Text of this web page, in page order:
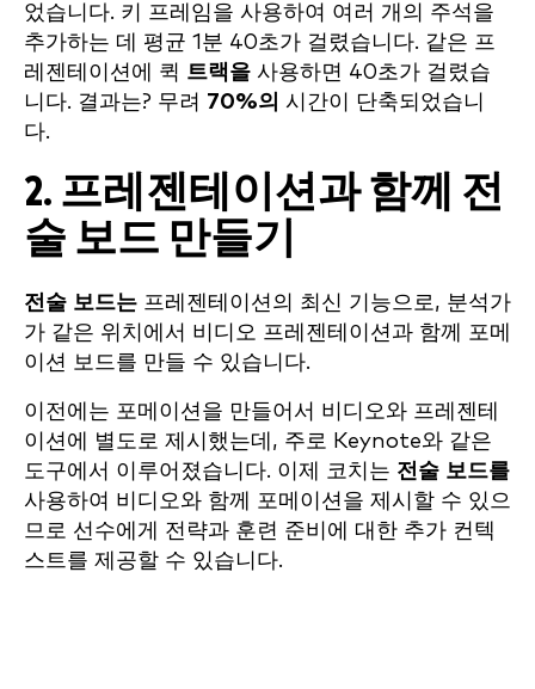
었습니다. 키 프레임을 사용하여 여러 개의 주석을
추가하는 데 평균 1분 40초가 걸렸습니다. 같은 프
레젠테이션에 퀵 트랙을 사용하면 40초가 걸렸습
니다. 결과는? 무려 70%의 시간이 단축되었습니
다.
2. 프레젠테이션과 함께 전
술 보드 만들기
전술 보드는 프레젠테이션의 최신 기능으로, 분석가
가 같은 위치에서 비디오 프레젠테이션과 함께 포메
이션 보드를 만들 수 있습니다.
이전에는 포메이션을 만들어서 비디오와 프레젠테
이션에 별도로 제시했는데, 주로 Keynote와 같은
도구에서 이루어졌습니다. 이제 코치는 전술 보드를
사용하여 비디오와 함께 포메이션을 제시할 수 있으
므로 선수에게 전략과 훈련 준비에 대한 추가 컨텍
스트를 제공할 수 있습니다.